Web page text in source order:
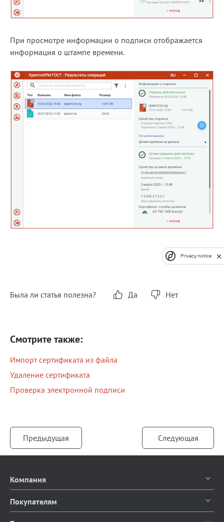
При просмотре информации о подписи отображается
информация о штампе времени.
Была ли статья полезна? Да Нет
Смотрите также:
Импорт сертификата из файла
Удаление сертификата
Проверка электронной подписи
Предыдущая Следующая
Компания
О компании
Покупателям
Privacy notice